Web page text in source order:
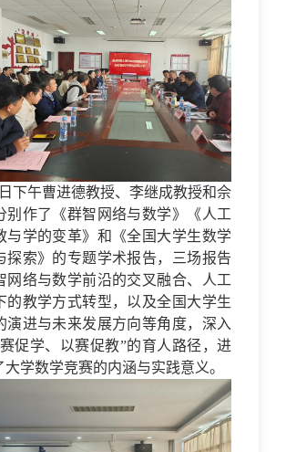
下午曹进德教授、李继成教授和佘
别作了《群智网络与数学》《人工
与学的变革》和《全国大学生数学
探索》的专题学术报告，三场报告
网络与数学前沿的交叉融合、人工
的教学方式转型，以及全国大学生
演进与未来发展方向等角度，深入
促学、以赛促教”的育人路径，进
学数学竞赛的内涵与实践意义。